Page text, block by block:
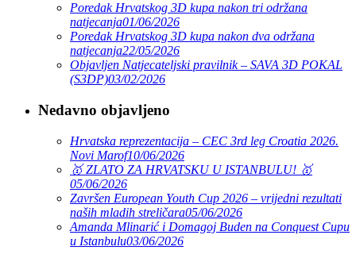
Poredak Hrvatskog 3D kupa nakon tri održana
natjecanja01/06/2026
Poredak Hrvatskog 3D kupa nakon dva održana
natjecanja22/05/2026
Objavljen Natjecateljski pravilnik – SAVA 3D POKAL
(S3DP)03/02/2026
Nedavno objavljeno
Hrvatska reprezentacija – CEC 3rd leg Croatia 2026.
Novi Marof10/06/2026
🥇 ZLATO ZA HRVATSKU U ISTANBULU! 🥇
05/06/2026
Završen European Youth Cup 2026 – vrijedni rezultati
naših mladih streličara05/06/2026
Amanda Mlinarić i Domagoj Buden na Conquest Cupu
u Istanbulu03/06/2026